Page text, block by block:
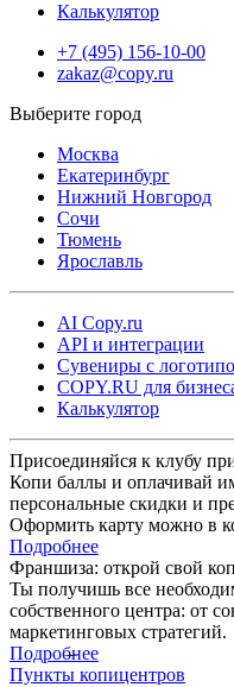
предусмотрена курьерская
позволяет получить
Copy.ru обеспечивает
решением для бизнеса,
Калькулятор
+7 (495) 156-10-00
zakaz@copy.ru
Москва
Екатеринбург
Нижний Новгород
Сочи
Тюмень
Ярославль
AI Copy.ru
API и интеграции
Сувениры с
COPY.RU для
Калькулятор
Присоединяйся к клубу
Копи баллы и оплачивай
персональные скидки и
Оформить карту можно в
Подробнее
Франшиза: открой свой
Ты получишь все
собственного центра: от
маркетинговых стратегий.
Подробнее
Пункты копицентров